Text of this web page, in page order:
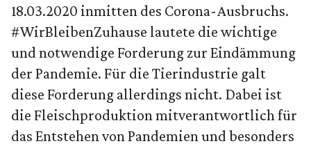
18.03.2020 inmitten des Corona-Ausbruchs.
#WirBleibenZuhause lautete die wichtige
und notwendige Forderung zur Eindämmung
der Pandemie. Für die Tierindustrie galt
diese Forderung allerdings nicht. Dabei ist
die Fleischproduktion mitverantwortlich für
das Entstehen von Pandemien und besonders